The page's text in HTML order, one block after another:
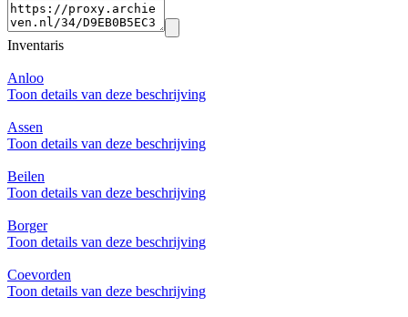
Inventaris
Anloo
Toon details van deze beschrijving
Assen
Toon details van deze beschrijving
Beilen
Toon details van deze beschrijving
Borger
Toon details van deze beschrijving
Coevorden
Toon details van deze beschrijving